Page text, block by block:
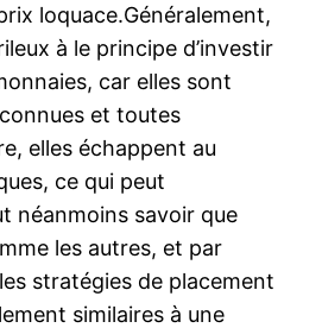
loquace.Généralement,
à le principe d’investir
car elles sont
et toutes
elles échappent au
ce qui peut
néanmoins savoir que
les autres, et par
stratégies de placement
similaires à une